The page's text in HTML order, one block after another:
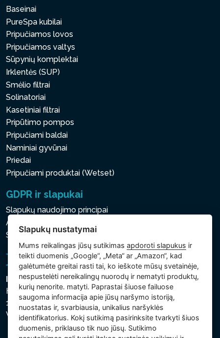
Baseinai
PureSpa kubilai
Pripučiamos lovos
Pripučiamos valtys
Sūpynių komplektai
Irklentės (SUP)
Smėlio filtrai
Solinatoriai
Kasetiniai filtrai
Pripūtimo pompos
Pripučiami baldai
Naminiai gyvūnai
Priedai
Pripučiami produktai (Wetset)
GDPR ir slapukai
Slapukų naudojimo principai
Asmens ir kitų tvarkomų duomenų apsaugos politika
Slapukų nustatymai
Intex Trading, s.r.o.
Hradecká 2526/3
130 00 Praha 3
Vinohrady - Česká republika
Slapukų nustatymai
Mums reikalingas jūsų sutikimasapdoroti slapukus ir
teikti duomenis „Google“, „Meta“ ar „Amazon“, kad
galėtumėte greitai rasti tai, ko ieškote mūsų svetainėje,
nespustelėti nereikalingų nuorodų ir nematyti produktų,
kurių nenorite. matyti. Paprastai šiuose failuose
saugoma informacija apie jūsų naršymo istoriją,
nuostatas ir, svarbiausia, unikalius naršyklės
identifikatorius. Kokį sutikimą pasirinksite tvarkyti šiuos
duomenis, priklauso tik nuo jūsų. Sutikimo